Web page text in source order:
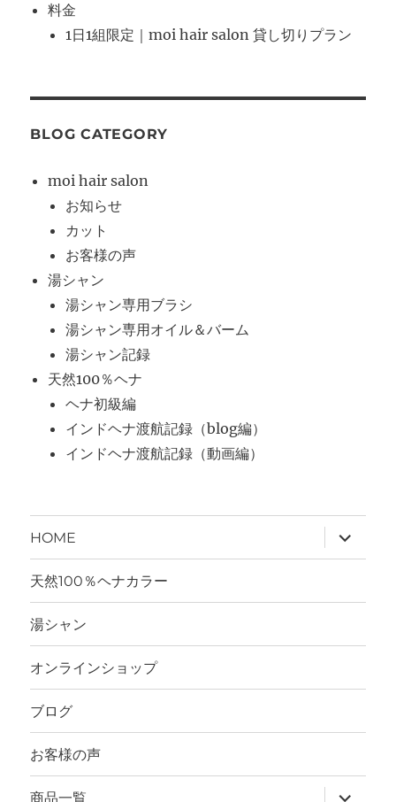
料金
1日1組限定｜moi hair salon 貸し切りプラン
BLOG CATEGORY
moi hair salon
お知らせ
カット
お客様の声
湯シャン
湯シャン専用ブラシ
湯シャン専用オイル＆バーム
湯シャン記録
天然100％ヘナ
ヘナ初級編
インドヘナ渡航記録（blog編）
インドヘナ渡航記録（動画編）
HOME
ブ
メ
ー
開
天然100％ヘナカラー
湯シャン
オンラインショップ
ブログ
お客様の声
商品一覧